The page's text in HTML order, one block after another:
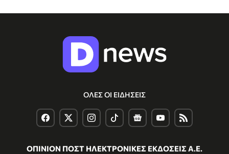
ΟΛΕΣ ΟΙ ΕΙΔΗΣΕΙΣ
ΟΠΙΝΙΟΝ ΠΟΣΤ ΗΛΕΚΤΡΟΝΙΚΕΣ ΕΚΔΟΣΕΙΣ Α.Ε.